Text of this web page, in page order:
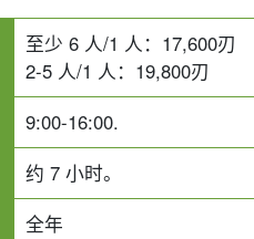
至少 6 人/1 人： 17,600刃
2-5 人/1 人： 19,800刃
9:00-16:00.
约 7 小时。
全年